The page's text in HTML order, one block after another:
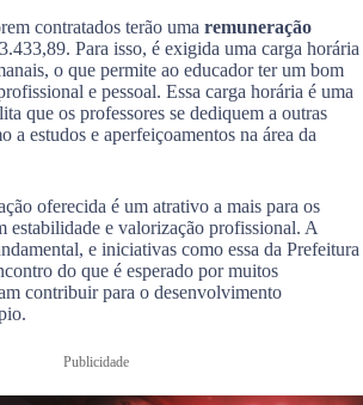
contratados terão uma remuneração
Para isso, é exigida uma carga horária
o que permite ao educador ter um bom
e pessoal. Essa carga horária é uma
que os professores se dediquem a outras
a estudos e aperfeiçoamentos na área da
oferecida é um atrativo a mais para os
estabilidade e valorização profissional. A
e iniciativas como essa da Prefeitura
do que é esperado por muitos
contribuir para o desenvolvimento
Publicidade